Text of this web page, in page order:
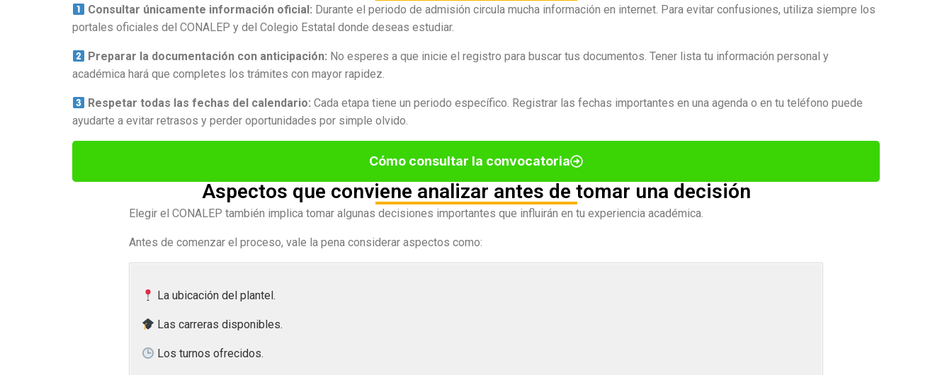
Consultar únicamente información oficial: Durante el periodo de admisión circula mucha información en internet. Para evitar confusiones, utiliza siempre los
portales oficiales del CONALEP y del Colegio Estatal donde deseas estudiar.
Preparar la documentación con anticipación: No esperes a que inicie el registro para buscar tus documentos. Tener lista tu información personal y
académica hará que completes los trámites con mayor rapidez.
Respetar todas las fechas del calendario:Cada etapa tiene un periodo específico. Registrar las fechas importantes en una agenda o en tu teléfono puede
ayudarte a evitar retrasos y perder oportunidades por simple olvido.
Cómo consultar la convocatoria
Aspectos que conviene analizar antes de tomar una decisión
Elegir el CONALEP también implica tomar algunas decisiones importantes que influirán en tu experiencia académica.
Antes de comenzar el proceso, vale la pena considerar aspectos como:
La ubicación del plantel.
Las carreras disponibles.
Los turnos ofrecidos.